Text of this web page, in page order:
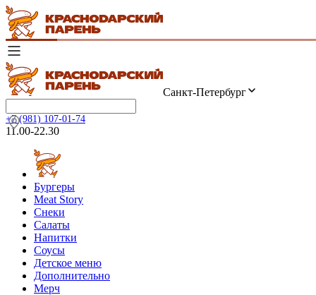
Санкт-Петербург
+7 (981) 107-01-74
11.00-22.30
Бургеры
Meat Story
Снеки
Салаты
Напитки
Соусы
Детское меню
Дополнительно
Мерч